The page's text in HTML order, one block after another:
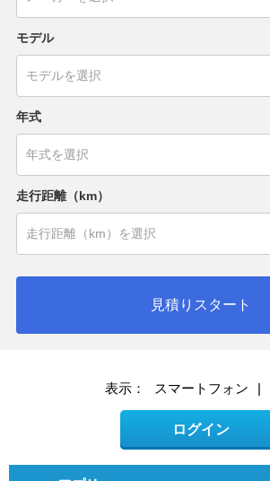
モデル
年式
走行距離（km）
見積りスタート
表示： スマートフォン |
ログイン